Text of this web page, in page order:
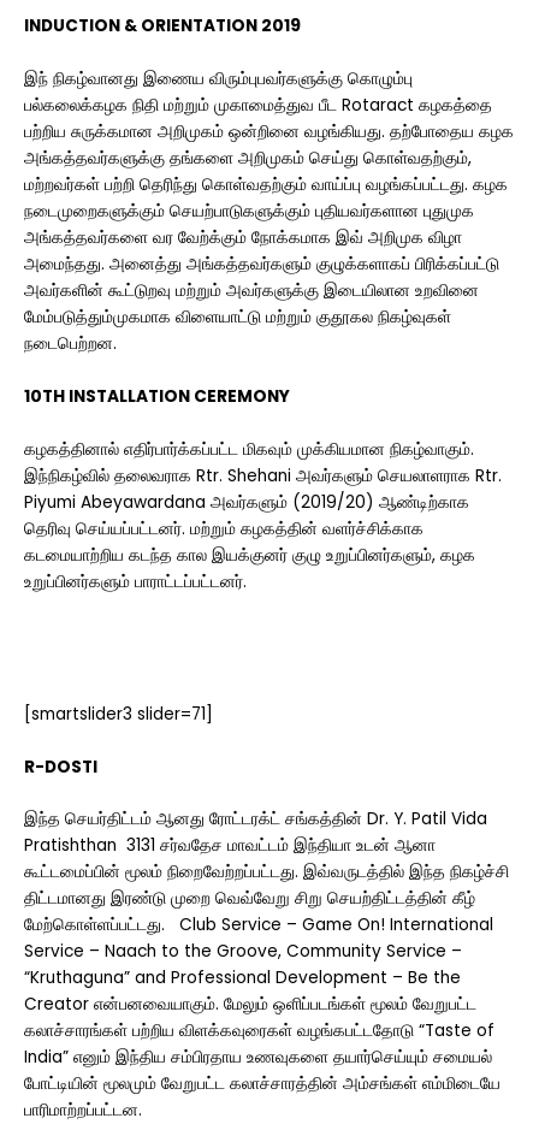
INDUCTION & ORIENTATION 2019
இந் நிகழ்வானது இணைய விரும்புபவர்களுக்கு கொழும்பு
பல்கலைக்கழக நிதி மற்றும் முகாமைத்துவ பீட Rotaract கழகத்தை
பற்றிய சுருக்கமான அறிமுகம் ஒன்றினை வழங்கியது. தற்போதைய கழக
அங்கத்தவர்களுக்கு தங்களை அறிமுகம் செய்து கொள்வதற்கும்,
மற்றவர்கள் பற்றி தெரிந்து கொள்வதற்கும் வாய்ப்பு வழங்கப்பட்டது. கழக
நடைமுறைகளுக்கும் செயற்பாடுகளுக்கும் புதியவர்களான புதுமுக
அங்கத்தவர்களை வர வேற்க்கும் நோக்கமாக இவ் அறிமுக விழா
அமைந்தது. அனைத்து அங்கத்தவர்களும் குழுக்களாகப் பிரிக்கப்பட்டு
அவர்களின் கூட்டுறவு மற்றும் அவர்களுக்கு இடையிலான உறவினை
மேம்படுத்தும்முகமாக விளையாட்டு மற்றும் குதூகல நிகழ்வுகள்
நடைபெற்றன.
10TH INSTALLATION CEREMONY
கழகத்தினால் எதிர்பார்க்கப்பட்ட மிகவும் முக்கியமான நிகழ்வாகும்.
இந்நிகழ்வில் தலைவராக Rtr. Shehani அவர்களும் செயலாளராக Rtr.
Piyumi Abeyawardana அவர்களும் (2019/20) ஆண்டிற்காக
தெரிவு செய்யப்பட்டனர். மற்றும் கழகத்தின் வளர்ச்சிக்காக
கடமையாற்றிய கடந்த கால இயக்குனர் குழு உறுப்பினர்களும், கழக
உறுப்பினர்களும் பாராட்டப்பட்டனர்.
[smartslider3 slider=71]
R-DOSTI
இந்த செயர்திட்டம் ஆனது ரோட்டரக்ட் சங்கத்தின் Dr. Y. Patil Vida
Pratishthan 3131 சர்வதேச மாவட்டம் இந்தியா உடன் ஆனா
கூட்டமைப்பின் மூலம் நிறைவேற்றப்பட்டது. இவ்வருடத்தில் இந்த நிகழ்ச்சி
திட்டமானது இரண்டு முறை வெவ்வேறு சிறு செயற்திட்டத்தின் கீழ்
மேற்கொள்ளப்பட்டது. Club Service – Game On! International
Service – Naach to the Groove, Community Service –
“Kruthaguna” and Professional Development – Be the
Creator என்பனவையாகும். மேலும் ஒளிப்படங்கள் மூலம் வேறுபட்ட
கலாச்சாரங்கள் பற்றிய விளக்கவுரைகள் வழங்கபட்டதோடு “Taste of
India” எனும் இந்திய சம்பிரதாய உணவுகளை தயார்செய்யும் சமையல்
போட்டியின் மூலமும் வேறுபட்ட கலாச்சாரத்தின் அம்சங்கள் எம்மிடையே
பாரிமாற்றப்பட்டன.